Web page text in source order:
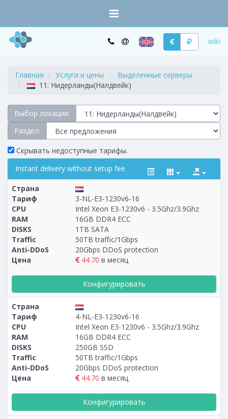
wiki
Главная Услуги и цены
Выделенные серверы
11: Нидерланды(Налдвейк)
Выбор локации:
Раздел:
Скрывать недоступные тарифы.
Instant delivery without setup fee
Построение1 - 53
Страна
Тариф
3-NL-E3-1230v6-16
CPU
Intel Xeon E3-1230v6 - 3.5Ghz/3.9Ghz
RAM
16GB DDR4 ECC
DISKS
1TB SATA
Traffic
50TB traffic/1Gbps
Anti-DDoS
20Gbps DDoS protection
Цена
44.70 в месяц
Конфигурировать
Страна
Тариф
4-NL-E3-1230v6-16
CPU
Intel Xeon E3-1230v6 - 3.5Ghz/3.9Ghz
RAM
16GB DDR4 ECC
DISKS
250GB SSD
Traffic
50TB traffic/1Gbps
Anti-DDoS
20Gbps DDoS protection
Цена
44.70 в месяц
Конфигурировать